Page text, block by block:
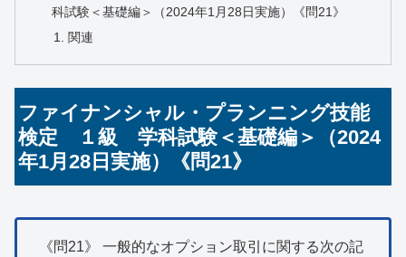
科試験＜基礎編＞（2024年1月28日実施）《問21》
関連
ファイナンシャル・プランニング技能
検定 １級 学科試験＜基礎編＞（2024
年1月28日実施）《問21》
《問21》 一般的なオプション取引に関する次の記